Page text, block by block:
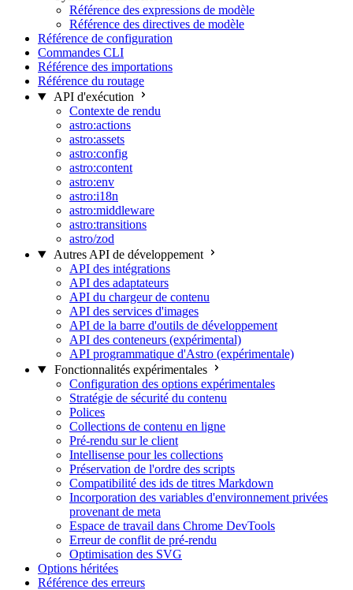
Référence des expressions de modèle
Référence des directives de modèle
Référence de configuration
Commandes CLI
Référence des importations
Référence du routage
API d'exécution
Contexte de rendu
astro:actions
astro:assets
astro:config
astro:content
astro:env
astro:i18n
astro:middleware
astro:transitions
astro/zod
Autres API de développement
API des intégrations
API des adaptateurs
API du chargeur de contenu
API des services d'images
API de la barre d'outils de développement
API des conteneurs (expérimental)
API programmatique d'Astro (expérimentale)
Fonctionnalités expérimentales
Configuration des options expérimentales
Stratégie de sécurité du contenu
Polices
Collections de contenu en ligne
Pré-rendu sur le client
Intellisense pour les collections
Préservation de l'ordre des scripts
Compatibilité des ids de titres Markdown
Incorporation des variables d'environnement privées
provenant de meta
Espace de travail dans Chrome DevTools
Erreur de conflit de pré-rendu
Optimisation des SVG
Options héritées
Référence des erreurs